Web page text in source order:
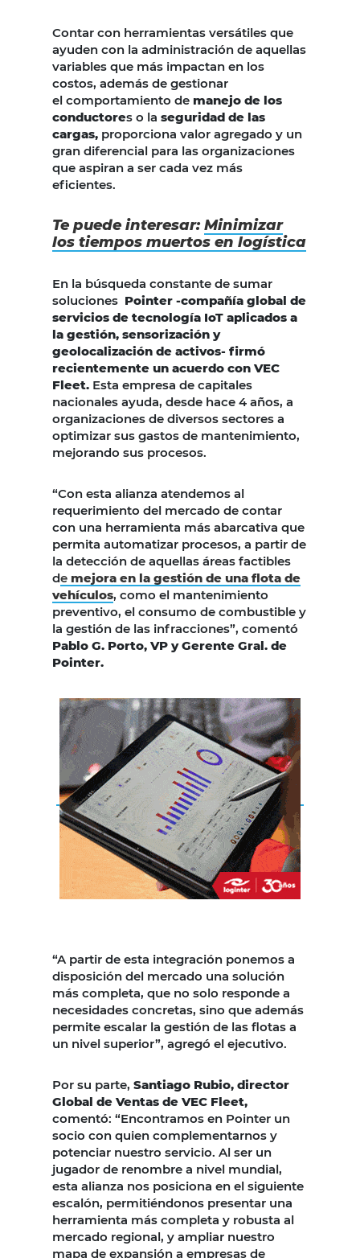
Contar con herramientas versátiles que
ayuden con la administración de aquellas
variables que más impactan en los
costos, además de gestionar
el comportamiento de manejo de los
conductores o la seguridad de las
cargas, proporciona valor agregado y un
gran diferencial para las organizaciones
que aspiran a ser cada vez más
eficientes.
Te puede interesar:Minimizar
los tiempos muertos en logística
En la búsqueda constante de sumar
soluciones Pointer -compañía global de
servicios de tecnología IoT aplicados a
la gestión, sensorización y
geolocalización de activos- firmó
recientemente un acuerdo con VEC
Fleet. Esta empresa de capitales
nacionales ayuda, desde hace 4 años, a
organizaciones de diversos sectores a
optimizar sus gastos de mantenimiento,
mejorando sus procesos.
“Con esta alianza atendemos al
requerimiento del mercado de contar
con una herramienta más abarcativa que
permita automatizar procesos, a partir de
la detección de aquellas áreas factibles
de mejora en la gestión de una flota de
vehículos, como el mantenimiento
preventivo, el consumo de combustible y
la gestión de las infracciones”, comentó
Pablo G. Porto, VP y Gerente Gral. de
Pointer.
“A partir de esta integración ponemos a
disposición del mercado una solución
más completa, que no solo responde a
necesidades concretas, sino que además
permite escalar la gestión de las flotas a
un nivel superior”, agregó el ejecutivo.
Por su parte, Santiago Rubio, director
Global de Ventas de VEC Fleet,
comentó: “Encontramos en Pointer un
socio con quien complementarnos y
potenciar nuestro servicio. Al ser un
jugador de renombre a nivel mundial,
esta alianza nos posiciona en el siguiente
escalón, permitiéndonos presentar una
herramienta más completa y robusta al
mercado regional, y ampliar nuestro
mapa de expansión a empresas de